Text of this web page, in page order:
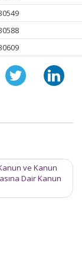
ve Kanun
Dair Kanun